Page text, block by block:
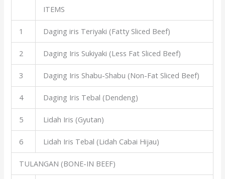
ITEMS
1 Daging iris Teriyaki (Fatty Sliced Beef)
2 Daging Iris Sukiyaki (Less Fat Sliced Beef)
3 Daging Iris Shabu-Shabu (Non-Fat Sliced Beef)
4 Daging Iris Tebal (Dendeng)
5 Lidah Iris (Gyutan)
6 Lidah Iris Tebal (Lidah Cabai Hijau)
TULANGAN (BONE-IN BEEF)